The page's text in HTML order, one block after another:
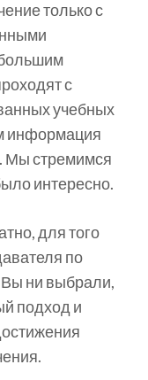
только с
с
учебных
информация
Мы стремимся
интересно.
для того
по
ни выбрали,
подход и